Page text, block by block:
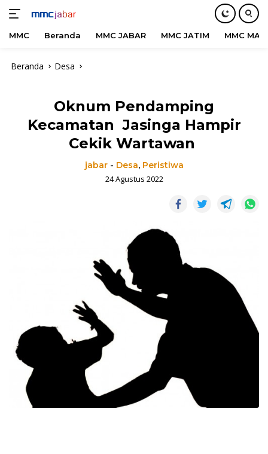
MMC Beranda MMC JABAR MMC JATIM MMC
Beranda Desa
Oknum Pendamping
Kecamatan Jasinga Hampir
Cekik Wartawan
jabar- Desa, Peristiwa
24 Agustus 2022